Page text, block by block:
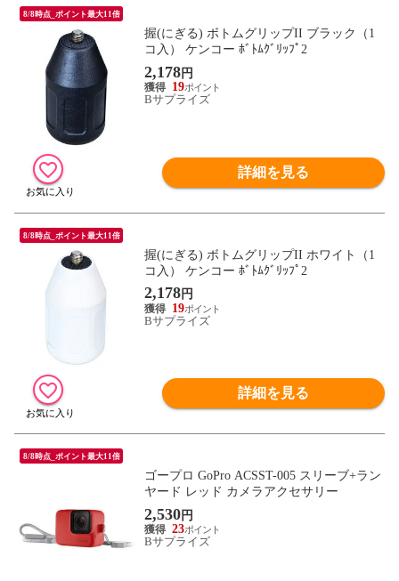
8/8時点_ポイント最大11倍
握(にぎる) ボトムグリップII ブラック（1
コ入） ケンコー ﾎﾞﾄﾑｸﾞﾘｯﾌﾟ2
2,178円
19
Bサプライズ
詳細を見る
8/8時点_ポイント最大11倍
握(にぎる) ボトムグリップII ホワイト（1
コ入） ケンコー ﾎﾞﾄﾑｸﾞﾘｯﾌﾟ2
2,178円
19
Bサプライズ
詳細を見る
8/8時点_ポイント最大11倍
ゴープロ GoPro ACSST-005 スリーブ+ラン
ヤード レッド カメラアクセサリー
2,530円
23
Bサプライズ